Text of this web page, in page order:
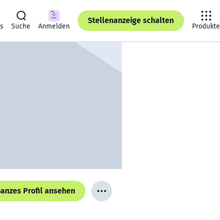
Suche Anmelden
Stellenanzeige schalten
Produkte
Profil ansehen